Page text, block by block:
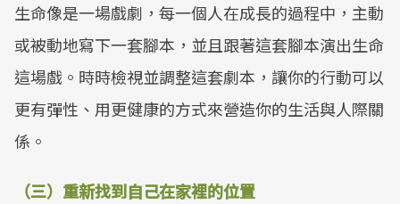
生命像是一場戲劇，每一個人在成長的過程中，主動
或被動地寫下一套腳本，並且跟著這套腳本演出生命
這場戲。時時檢視並調整這套劇本，讓你的行動可以
更有彈性、用更健康的方式來營造你的生活與人際關
係。
（三）重新找到自己在家裡的位置